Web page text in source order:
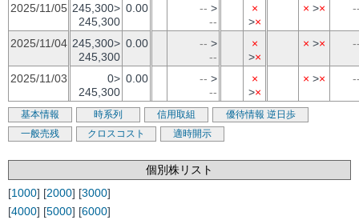
2025/11/05 245,300>
245,300
0.00 -- >
--
×
>×
× >×
2025/11/04 245,300>
245,300
0.00 -- >
--
×
>×
× >×
2025/11/03
0>
245,300
0.00 -- >
--
×
>×
× >×
基本情報 時系列 信用取組 優待情報 逆日歩
一般売残
クロスコスト 適時開示
個別株リスト
[1000] [2000] [3000]
[4000] [5000] [6000]